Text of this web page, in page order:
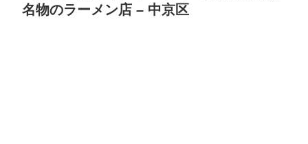
名物のラーメン店 – 中京区